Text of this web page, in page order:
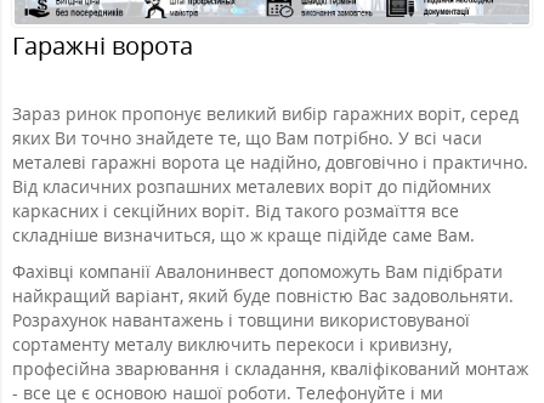
Гаражні ворота
Зараз ринок пропонує великий вибір гаражних воріт, серед
яких Ви точно знайдете те, що Вам потрібно. У всі часи
металеві гаражні ворота це надійно, довговічно і практично.
Від класичних розпашних металевих воріт до підйомних
каркасних і секційних воріт. Від такого розмаїття все
складніше визначиться, що ж краще підійде саме Вам.
Фахівці компанії Авалонинвест допоможуть Вам підібрати
найкращий варіант, який буде повністю Вас задовольняти.
Розрахунок навантажень і товщини використовуваної
сортаменту металу виключить перекоси і кривизну,
професійна зварювання і складання, кваліфікований монтаж
- все це є основою нашої роботи. Телефонуйте і ми